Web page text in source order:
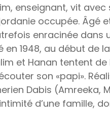
enseignant, vit
occupée. Âgé
enracinée dans
1948, au début de
et Hanan tentent
son «papi».
Dabis (Amreeka,
d’une famille,